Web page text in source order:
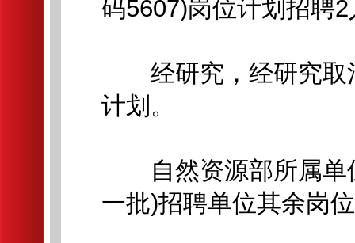
码5607)岗位计划招聘
经研究，经研究取
计划。
自然资源部所属单
一批)招聘单位其余岗